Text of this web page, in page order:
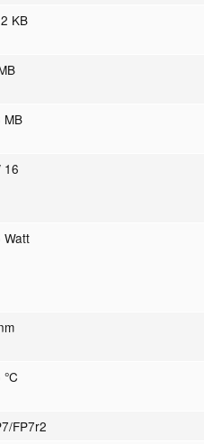
KB
MB
16
Watt
FP7r2